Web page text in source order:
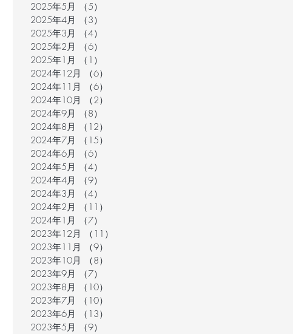
2025年5月
（5）
2025年4月
（3）
2025年3月
（4）
2025年2月
（6）
2025年1月
（1）
2024年12月
（6）
2024年11月
（6）
2024年10月
（2）
2024年9月
（8）
2024年8月
（12）
2024年7月
（15）
2024年6月
（6）
2024年5月
（4）
2024年4月
（9）
2024年3月
（4）
2024年2月
（11）
2024年1月
（7）
2023年12月
（11）
2023年11月
（9）
2023年10月
（8）
2023年9月
（7）
2023年8月
（10）
2023年7月
（10）
2023年6月
（13）
2023年5月
（9）